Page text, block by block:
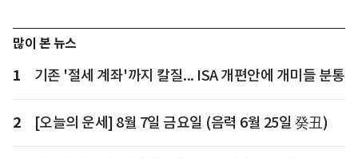
많이 본 뉴스
1 기존 '절세 계좌'까지 칼질... ISA 개편안에 개미들 분통
2 [오늘의 운세] 8월 7일 금요일 (음력 6월 25일 癸丑)